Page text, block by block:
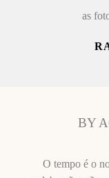
as
BY
O tempo é o